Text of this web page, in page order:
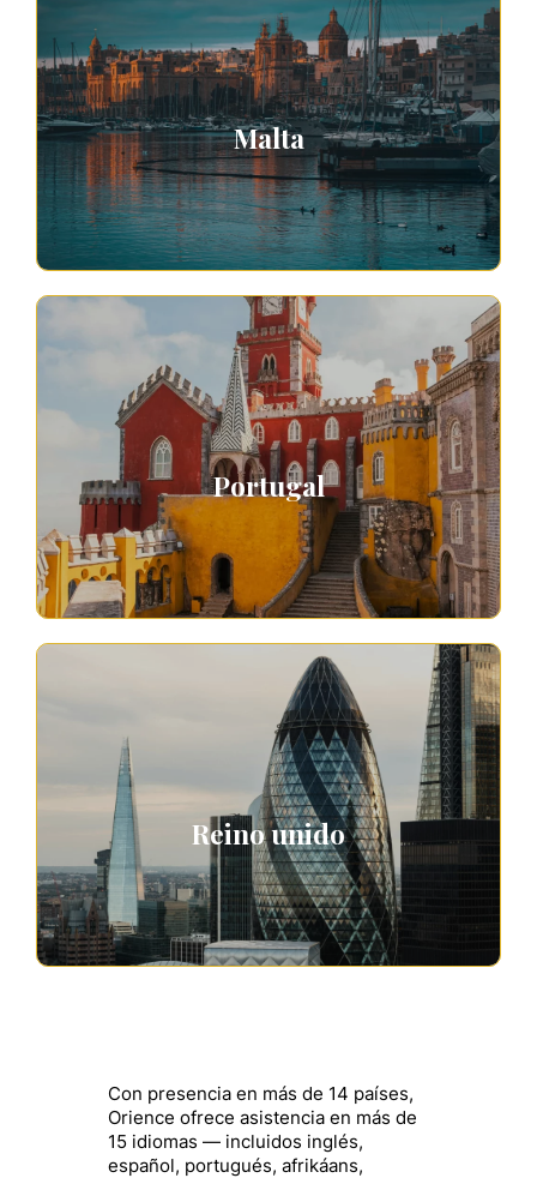
Malta
Portugal
Reino unido
Con presencia en más de 14 países,
Orience ofrece asistencia en más de
15 idiomas — incluidos inglés,
español, portugués, afrikáans,